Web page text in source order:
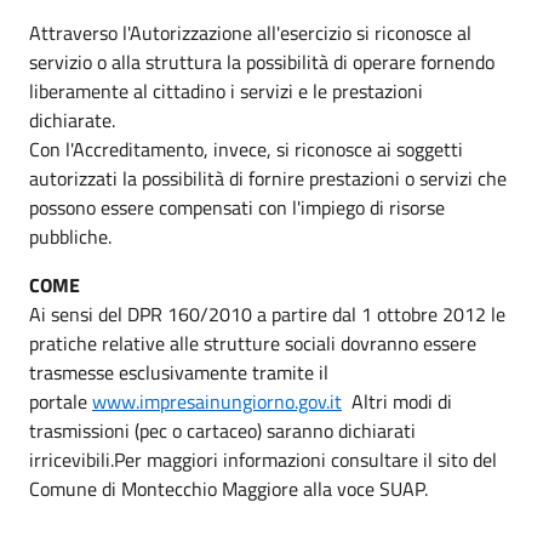
Attraverso l'Autorizzazione all'esercizio si riconosce al
servizio o alla struttura la possibilità di operare fornendo
liberamente al cittadino i servizi e le prestazioni
dichiarate.
Con l'Accreditamento, invece, si riconosce ai soggetti
autorizzati la possibilità di fornire prestazioni o servizi che
possono essere compensati con l'impiego di risorse
pubbliche.
COME
Ai sensi del DPR 160/2010 a partire dal 1 ottobre 2012 le
pratiche relative alle strutture sociali dovranno essere
trasmesse esclusivamente tramite il
portalewww.impresainungiorno.gov.it Altri modi di
trasmissioni (pec o cartaceo) saranno dichiarati
irricevibili.Per maggiori informazioni consultare il sito del
Comune di Montecchio Maggiore alla voce SUAP.